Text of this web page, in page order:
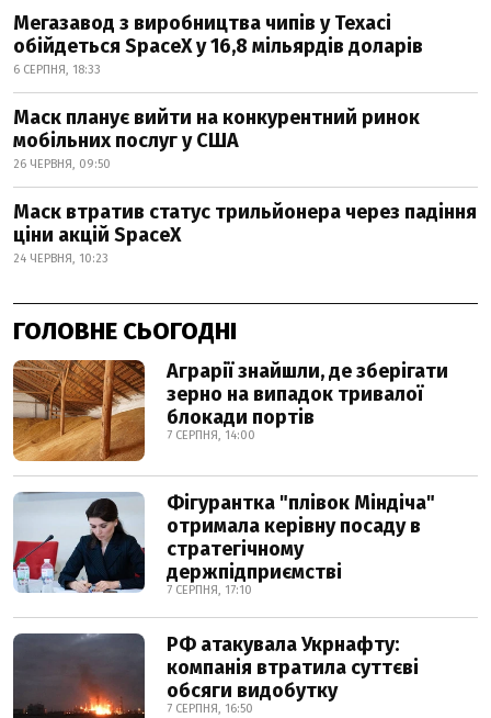
Мегазавод з виробництва чипів у Техасі
обійдеться SpaceX у 16,8 мільярдів доларів
6 СЕРПНЯ, 18:33
Маск планує вийти на конкурентний ринок
мобільних послуг у США
26 ЧЕРВНЯ, 09:50
Маск втратив статус трильйонера через падіння
ціни акцій SpaceX
24 ЧЕРВНЯ, 10:23
ГОЛОВНЕ СЬОГОДНІ
Аграрії знайшли, де зберігати
зерно на випадок тривалої
блокади портів
7 СЕРПНЯ, 14:00
Фігурантка "плівок Міндіча"
отримала керівну посаду в
стратегічному
держпідприємстві
7 СЕРПНЯ, 17:10
РФ атакувала Укрнафту:
компанія втратила суттєві
обсяги видобутку
7 СЕРПНЯ, 16:50